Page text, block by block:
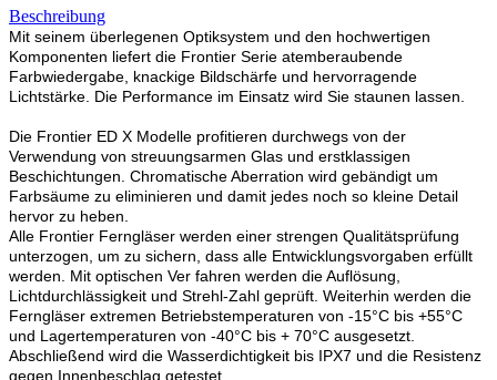
Beschreibung
Mit seinem überlegenen Optiksystem und den hochwertigen
Komponenten liefert die Frontier Serie atemberaubende
Farbwiedergabe, knackige Bildschärfe und hervorragende
Lichtstärke. Die Performance im Einsatz wird Sie staunen lassen.
Die Frontier ED X Modelle profitieren durchwegs von der
Verwendung von streuungsarmen Glas und erstklassigen
Beschichtungen. Chromatische Aberration wird gebändigt um
Farbsäume zu eliminieren und damit jedes noch so kleine Detail
hervor zu heben.
Alle Frontier Ferngläser werden einer strengen Qualitätsprüfung
unterzogen, um zu sichern, dass alle Entwicklungsvorgaben erfüllt
werden. Mit optischen Ver fahren werden die Auflösung,
Lichtdurchlässigkeit und Strehl-Zahl geprüft. Weiterhin werden die
Ferngläser extremen Betriebstemperaturen von -15°C bis +55°C
und Lagertemperaturen von -40°C bis + 70°C ausgesetzt.
Abschließend wird die Wasserdichtigkeit bis IPX7 und die Resistenz
gegen Innenbeschlag getestet.